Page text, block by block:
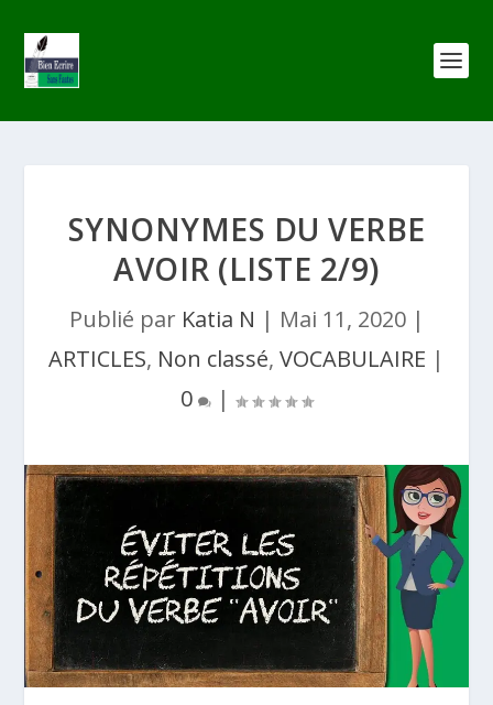
SYNONYMES DU VERBE
AVOIR (LISTE 2/9)
Publié par Katia N | Mai 11, 2020|
ARTICLES, Non classé, VOCABULAIRE |
0
|